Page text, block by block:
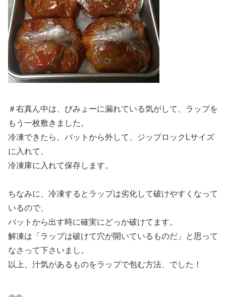
＃右真ん中は、びみょーに漏れている気がして、ラップを
もう一枚敷きました。
冷凍できたら、バットから外して、ジップロックLサイズ
に入れて、
冷凍庫に入れて保存します。
ちなみに、冷凍するとラップは劣化して破けやすくなって
いるので、
バットから出す時に確実にどっか破けてます。
解凍は「ラップは破けて穴が開いているものだ」と思って
なさって下さいまし。
以上、汁気があるものをラップで包む方法、でした！